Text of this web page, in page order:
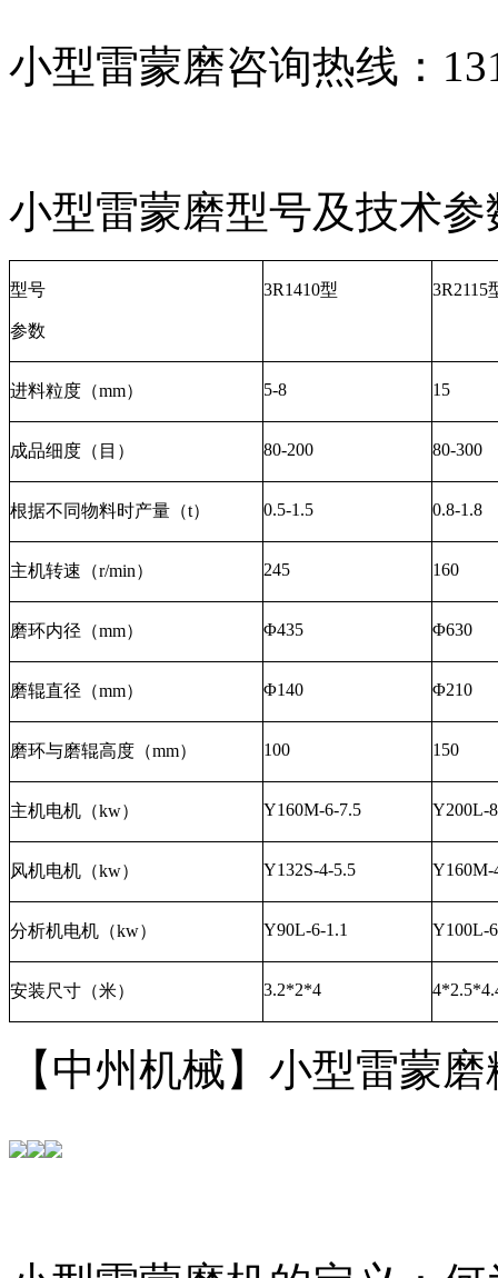
小型雷蒙磨咨询热线：
小型雷蒙磨型号及技术参
型号
参数
3R1410型 3R2115
进料粒度（mm） 5-8 15
成品细度（目） 80-200 80-300
根据不同物料时产量（t） 0.5-1.5 0.8-1.8
主机转速（r/min） 245 160
磨环内径（mm） Φ435 Φ630
磨辊直径（mm） Φ140 Φ210
磨环与磨辊高度（mm） 100 150
主机电机（kw） Y160M-6-7.5 Y200L-
风机电机（kw） Y132S-4-5.5 Y160M-
分析机电机（kw） Y90L-6-1.1 Y100L-
安装尺寸（米） 3.2*2*4
【中州机械】小型雷蒙